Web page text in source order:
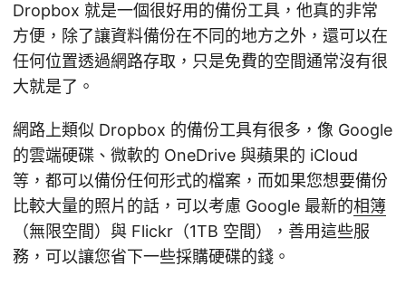
Dropbox 就是一個很好用的備份工具，他真的非常
方便，除了讓資料備份在不同的地方之外，還可以在
任何位置透過網路存取，只是免費的空間通常沒有很
大就是了。
網路上類似 Dropbox 的備份工具有很多，像 Google
的雲端硬碟、微軟的 OneDrive 與蘋果的 iCloud
等，都可以備份任何形式的檔案，而如果您想要備份
比較大量的照片的話，可以考慮 Google 最新的相簿
（無限空間）與 Flickr（1TB 空間），善用這些服
務，可以讓您省下一些採購硬碟的錢。